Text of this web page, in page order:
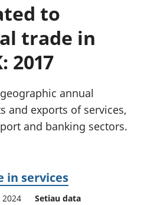
Gwerth
Ychwanegol Gros
Mynegeion
phrisiau
pensiynau ac
ymddiriedolaethau
Cyfrifon gwladol
Cyfrifon
to
trade in
2017
annual
and exports of services,
and banking sectors.
in services
Setiau data